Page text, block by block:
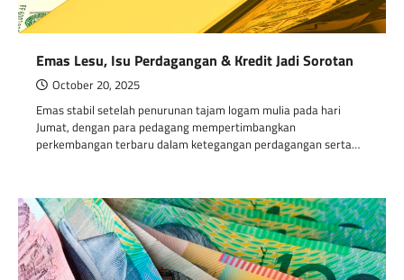
Emas Lesu, Isu Perdagangan & Kredit Jadi Sorotan
October 20, 2025
Emas stabil setelah penurunan tajam logam mulia pada hari
Jumat, dengan para pedagang mempertimbangkan
perkembangan terbaru dalam ketegangan perdagangan serta…